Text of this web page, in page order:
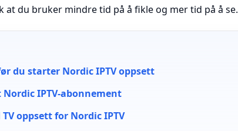
at du bruker mindre tid på å fikle og mer tid på å se.
du starter Nordic IPTV oppsett
IPTV-abonnement
oppsett for Nordic IPTV